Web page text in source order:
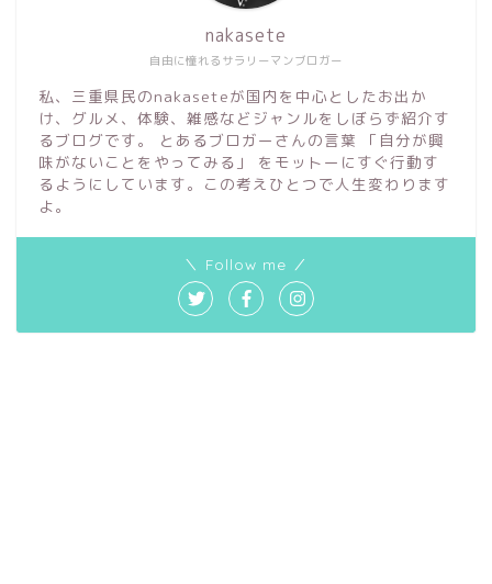
自由に憧れるサラリーマンブロガー
nakasete
私、三重県民のnakaseteが国内を中心としたお出か
け、グルメ、体験、雑感などジャンルをしぼらず紹介す
るブログです。 とあるブロガーさんの言葉 「自分が興
味がないことをやってみる」 をモットーにすぐ行動す
るようにしています。この考えひとつで人生変わります
よ。
＼ Follow me ／